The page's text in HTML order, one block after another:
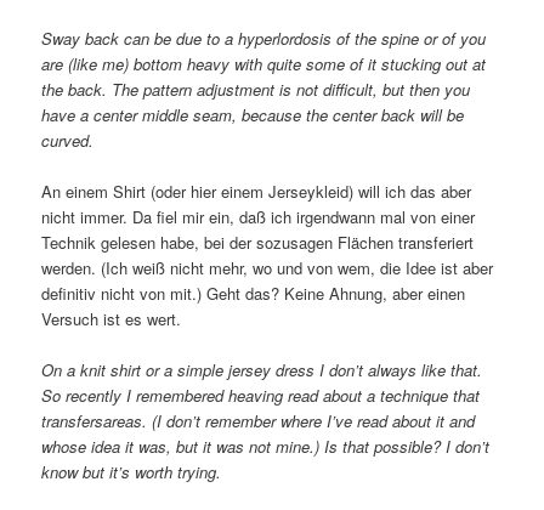
Sway back can be due to a hyperlordosis of the spine or of you
are (like me) bottom heavy with quite some of it stucking out at
the back. The pattern adjustment is not difficult, but then you
have a center middle seam, because the center back will be
curved.
An einem Shirt (oder hier einem Jerseykleid) will ich das aber
nicht immer. Da fiel mir ein, daß ich irgendwann mal von einer
Technik gelesen habe, bei der sozusagen Flächen transferiert
werden. (Ich weiß nicht mehr, wo und von wem, die Idee ist aber
definitiv nicht von mit.) Geht das? Keine Ahnung, aber einen
Versuch ist es wert.
On a knit shirt or a simple jersey dress I don’t always like that.
So recently I remembered heaving read about a technique that
transfersareas. (I don’t remember where I’ve read about it and
whose idea it was, but it was not mine.) Is that possible? I don’t
know but it’s worth trying.